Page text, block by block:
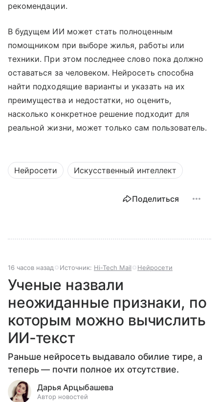
рекомендации.
В будущем ИИ может стать полноценным
помощником при выборе жилья, работы или
техники. При этом последнее слово пока должно
оставаться за человеком. Нейросеть способна
найти подходящие варианты и указать на их
преимущества и недостатки, но оценить,
насколько конкретное решение подходит для
реальной жизни, может только сам пользователь.
Нейросети Искусственный интеллект
Поделиться
16 часов назад Источник: Hi-Tech Mail Нейросети
Ученые назвали
неожиданные признаки, по
которым можно вычислить
ИИ-текст
Раньше нейросеть выдавало обилие тире, а
теперь — почти полное их отсутствие.
Дарья Арцыбашева
Автор новостей